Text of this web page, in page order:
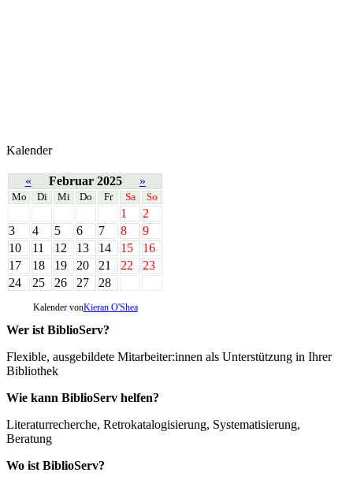
Kalender
« Februar 2025 »
Mo Di Mi Do Fr Sa So
1
2
3
4 5 6 7 8
9
10
11 12 13 14 15
16
17
18 19 20 21 22
23
24
25 26 27 28
Kalender vonKieran O'Shea
Wer ist BiblioServ?
Flexible, ausgebildete Mitarbeiter:innen als Unterstützung in Ihrer
Bibliothek
Wie kann BiblioServ helfen?
Literaturrecherche, Retrokatalogisierung, Systematisierung,
Beratung
Wo ist BiblioServ?